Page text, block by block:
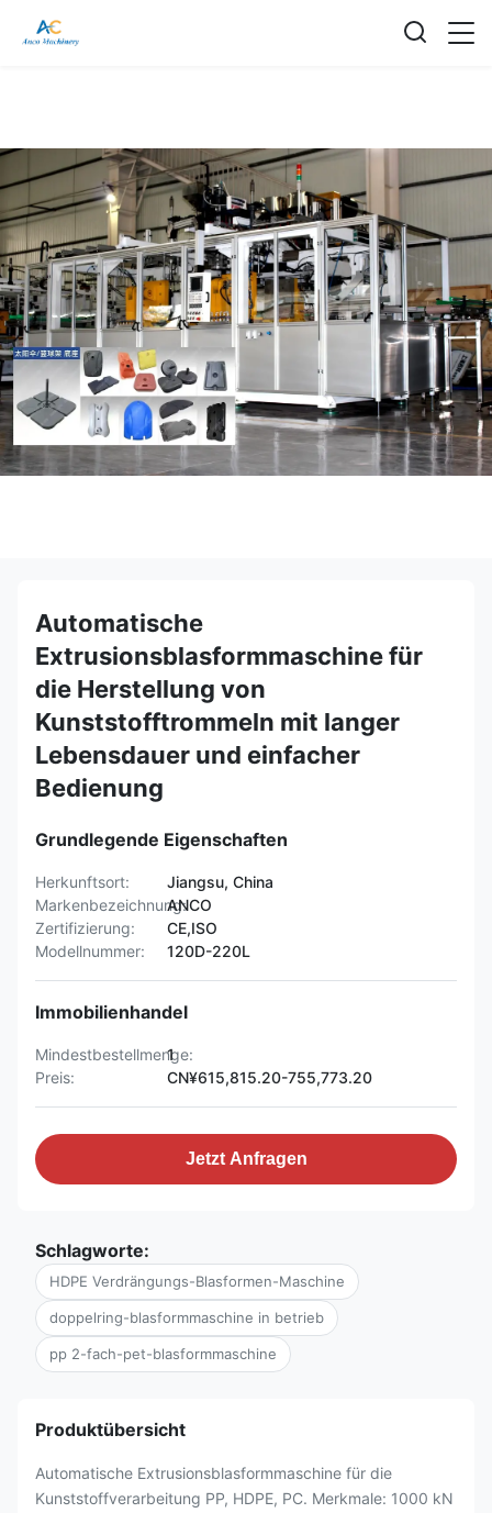
Automatische
Extrusionsblasformmaschine für
die Herstellung von
Kunststofftrommeln mit langer
Lebensdauer und einfacher
Bedienung
Grundlegende Eigenschaften
Herkunftsort:
Jiangsu, China
Markenbezeichnung:ANCO
Zertifizierung:
CE,ISO
Modellnummer:
120D-220L
Immobilienhandel
Mindestbestellmenge:
1
Preis:
CN¥615,815.20-755,773.20
Jetzt Anfragen
Schlagworte:
HDPE Verdrängungs-Blasformen-Maschine
doppelring-blasformmaschine in betrieb
pp 2-fach-pet-blasformmaschine
Produktübersicht
Automatische Extrusionsblasformmaschine für die
Kunststoffverarbeitung PP, HDPE, PC. Merkmale: 1000 kN